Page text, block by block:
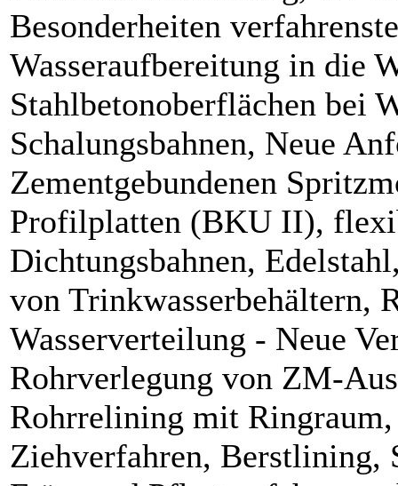
Besonderheiten
Wasseraufbereitung in die
Stahlbetonoberflächen bei
Schalungsbahnen, Neue
Zementgebundenen
Profilplatten (BKU II),
Dichtungsbahnen,
von Trinkwasserbehältern,
Wasserverteilung - Neue
Rohrverlegung von ZM-
Rohrrelining mit Ringraum,
Ziehverfahren, Berstlining,